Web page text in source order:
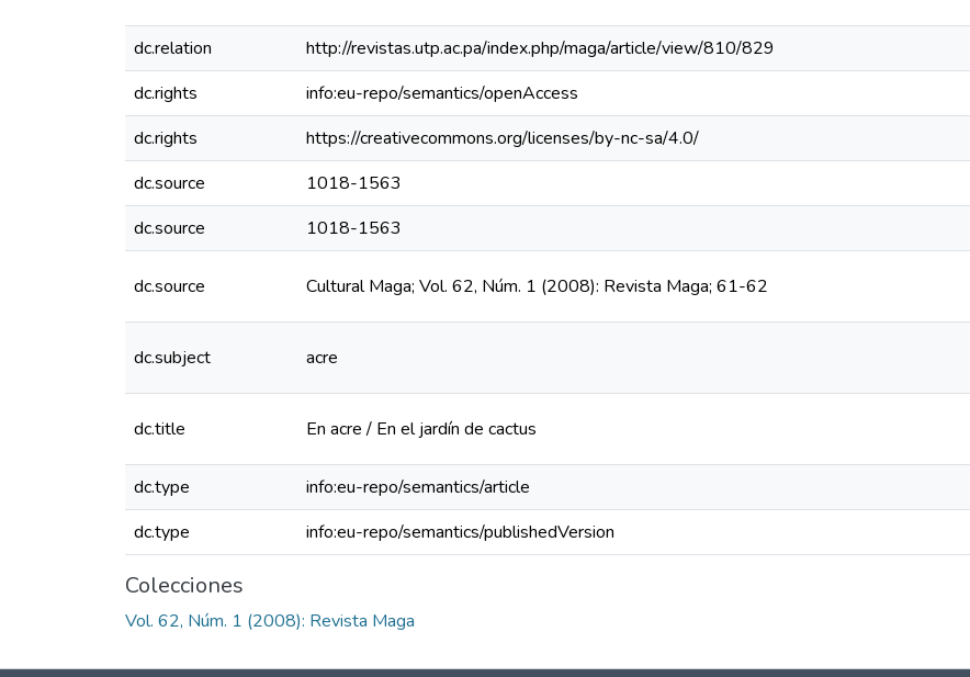
dc.relation
http://revistas.utp.ac.pa/index.php/maga/article/view/810/829
dc.rights
info:eu-repo/semantics/openAccess
dc.rights
https://creativecommons.org/licenses/by-nc-sa/4.0/
dc.source
1018-1563
dc.source
1018-1563
dc.source Cultural Maga; Vol. 62, Núm. 1 (2008): Revista Maga; 61-62
dc.subject acre
dc.title En acre / En el jardín de cactus
dc.type
info:eu-repo/semantics/article
dc.type
info:eu-repo/semantics/publishedVersion
Colecciones
Vol. 62, Núm. 1 (2008): Revista Maga